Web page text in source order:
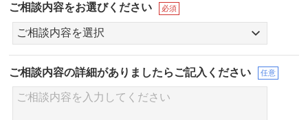
ご相談内容をお選びください 必須
ご相談内容の詳細がありましたらご記入ください 任意